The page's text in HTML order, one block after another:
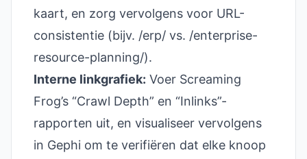
kaart, en zorg vervolgens voor URL-
consistentie (bijv. /erp/ vs. /enterprise-
resource-planning/).
Interne linkgrafiek: Voer Screaming
Frog’s “Crawl Depth” en “Inlinks”-
rapporten uit, en visualiseer vervolgens
in Gephi om te verifiëren dat elke knoop